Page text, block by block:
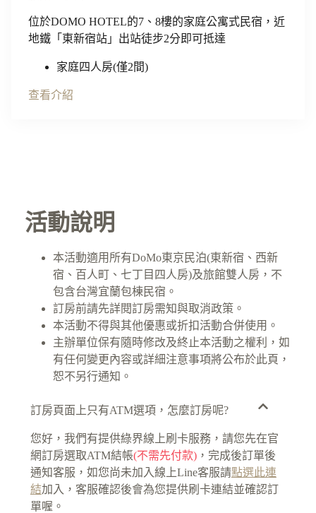
位於DOMO HOTEL的7、8樓的家庭公寓式民宿，近
地鐵「東新宿站」出站徒步2分即可抵達
家庭四人房(僅2間)
查看介紹
活動說明
本活動適用所有DoMo東京民泊(東新宿、西新
宿、百人町、七丁目四人房)及旅館雙人房，不
包含台灣宜蘭包棟民宿。
訂房前請先詳閱訂房需知與取消政策。
本活動不得與其他優惠或折扣活動合併使用。
主辦單位保有隨時修改及終止本活動之權利，如
有任何變更內容或詳細注意事項將公布於此頁，
恕不另行通知。
訂房頁面上只有ATM選項，怎麼訂房呢?
您好，我們有提供綠界線上刷卡服務，請您先在官
網訂房選取ATM結帳(不需先付款)，完成後訂單後
通知客服，如您尚未加入線上Line客服請點選此連
結加入，客服確認後會為您提供刷卡連結並確認訂
單喔。